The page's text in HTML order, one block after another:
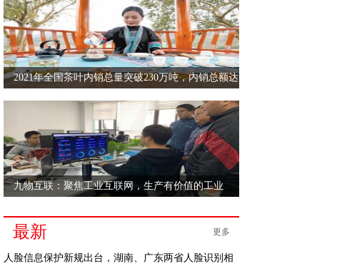
2021年全国茶叶内销总量突破230万吨，内销总额达
30
九物互联：聚焦工业互联网，生产有价值的工业
更多
最新
人脸信息保护新规出台，湖南、广东两省人脸识别相